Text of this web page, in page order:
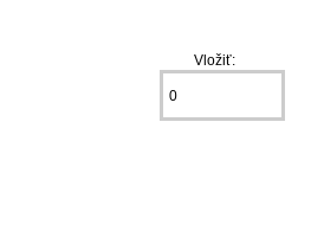
Vložiť: